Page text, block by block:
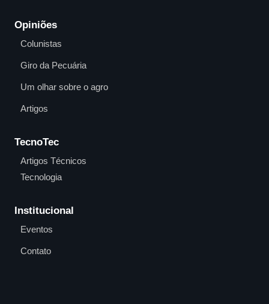
Opiniões
Colunistas
Giro da Pecuária
Um olhar sobre o agro
Artigos
TecnoTec
Artigos Técnicos
Tecnologia
Institucional
Eventos
Contato